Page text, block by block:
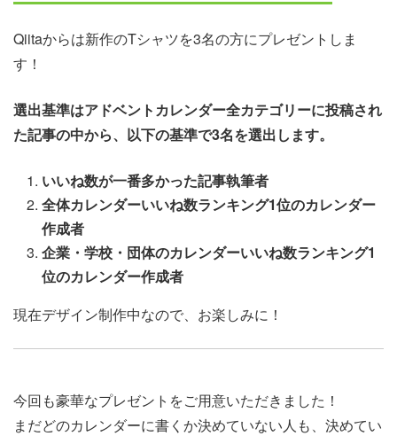
Qiitaからは新作のTシャツを3名の方にプレゼントしま
す！
選出基準はアドベントカレンダー全カテゴリーに投稿され
た記事の中から、以下の基準で3名を選出します。
いいね数が一番多かった記事執筆者
全体カレンダーいいね数ランキング1位のカレンダー
作成者
企業・学校・団体のカレンダーいいね数ランキング1
位のカレンダー作成者
現在デザイン制作中なので、お楽しみに！
今回も豪華なプレゼントをご用意いただきました！
まだどのカレンダーに書くか決めていない人も、決めてい